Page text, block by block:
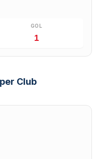
GOL
1
Club